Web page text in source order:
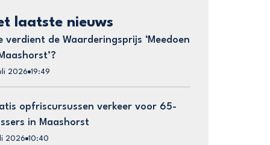
laatste nieuws
verdient de Waarderingsprijs ‘Meedoen
2026 19:49
opfriscursussen verkeer voor 65-
in Maashorst
2026 10:40